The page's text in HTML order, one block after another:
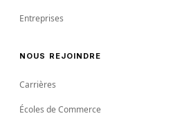
Entreprises
NOUS REJOINDRE
Carrières
Écoles de Commerce